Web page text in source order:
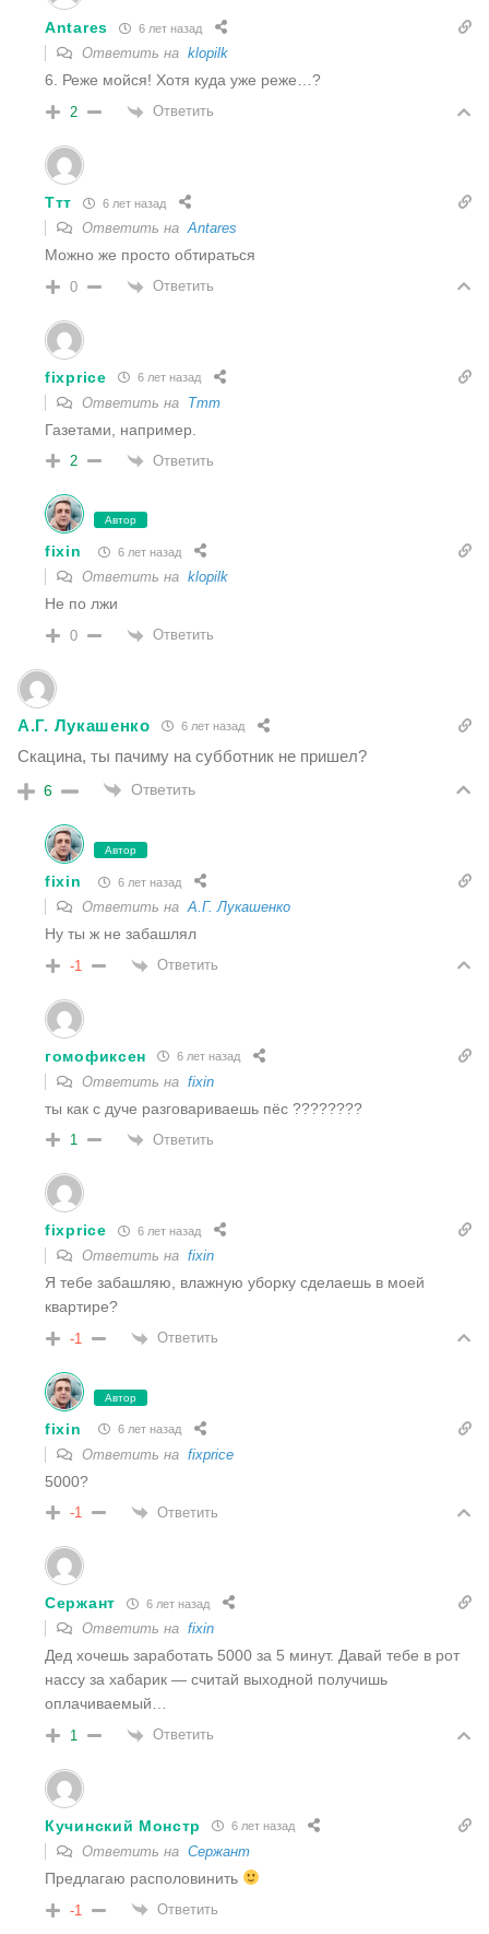
Antares 6 лет назад
Ответить на klopilk
6. Реже мойся! Хотя куда уже реже…?
2 Ответить
Ттт 6 лет назад
Ответить наAntares
Можно же просто обтираться
0 Ответить
fixprice 6 лет назад
Ответить на Ттт
Газетами, например.
2 Ответить
Автор
fixin 6 лет назад
Ответить на klopilk
Не по лжи
0 Ответить
А.Г. Лукашенко 6 лет назад
Скацина, ты пачиму на субботник не пришел?
6 Ответить
Автор
fixin 6 лет назад
Ответить наА.Г. Лукашенко
Ну ты ж не забашлял
-1 Ответить
гомофиксен 6 лет назад
Ответить на fixin
ты как с дуче разговариваешь пёс ????????
1 Ответить
fixprice 6 лет назад
Ответить на fixin
Я тебе забашляю, влажную уборку сделаешь в моей
квартире?
-1 Ответить
Автор
fixin 6 лет назад
Ответить на fixprice
5000?
-1 Ответить
Сержант 6 лет назад
Ответить на fixin
Дед хочешь заработать 5000 за 5 минут. Давай тебе в рот
нассу за хабарик — считай выходной получишь
оплачиваемый…
1 Ответить
Кучинский Монстр 6 лет назад
Ответить на Сержант
Предлагаю располовинить
-1 Ответить